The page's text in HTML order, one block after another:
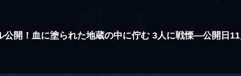
公開！血に塗られた地蔵の中に佇む 3人に戦慄―公開日